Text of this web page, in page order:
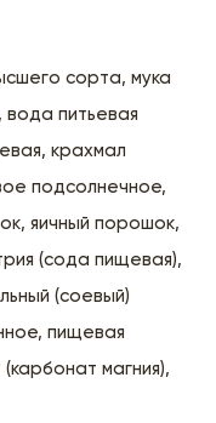
сорта, мука
питьевая
крахмал
подсолнечное,
яичный порошок,
(сода пищевая),
(соевый)
пищевая
магния),